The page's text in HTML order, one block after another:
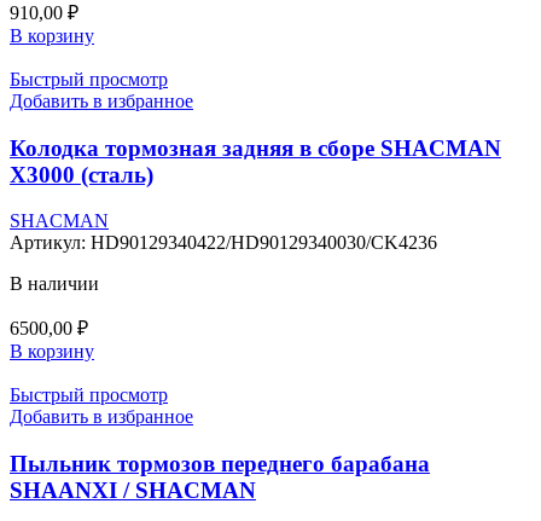
910,00 ₽
В корзину
Быстрый просмотр
Добавить в избранное
Колодка тормозная задняя в сборе SHACMAN
X3000 (сталь)
SHACMAN
Артикул: HD90129340422/HD90129340030/CK4236
В наличии
6500,00 ₽
В корзину
Быстрый просмотр
Добавить в избранное
Пыльник тормозов переднего барабана
SHAANXI / SHACMAN